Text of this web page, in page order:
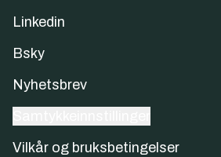
Linkedin
Bsky
Nyhetsbrev
Vilkår og bruksbetingelser